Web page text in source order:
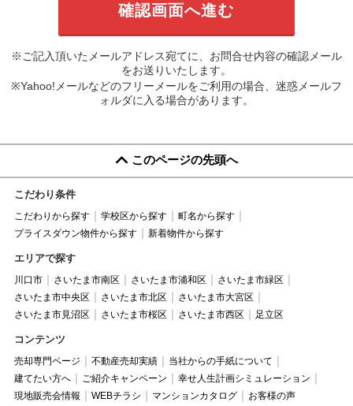
※ご記入頂いたメールアドレス宛てに、お問合せ内容の確認メール
をお送りいたします。
※Yahoo!メールなどのフリーメールをご利用の場合、迷惑メールフ
ォルダに入る場合があります。
このページの先頭へ
こだわり条件
こだわりから探す 学校区から探す
町名から探す
プライスダウン物件から探す
新着物件から探す
エリアで探す
川口市 さいたま市南区 さいたま市浦和区
さいたま市緑区
さいたま市中央区
さいたま市北区
さいたま市大宮区
さいたま市見沼区
さいたま市桜区 さいたま市西区 足立区
コンテンツ
売却専門ページ 不動産売却実績
当社からの手紙について
建てたい方へ
ご紹介キャンペーン
幸せ人生計画シミュレーション
現地販売会情報
WEBチラシ マンションカタログ お客様の声